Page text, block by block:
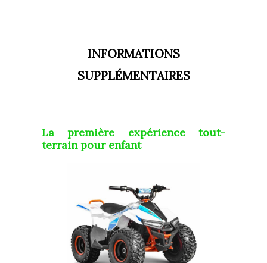
INFORMATIONS
SUPPLÉMENTAIRES
La première expérience tout-
terrain pour enfant